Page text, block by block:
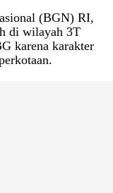
(BGN) RI,
di wilayah 3T
karena karakter